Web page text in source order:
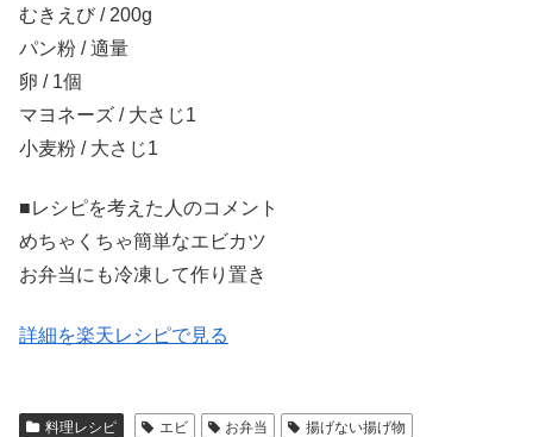
むきえび / 200g
パン粉 / 適量
卵 / 1個
マヨネーズ / 大さじ1
小麦粉 / 大さじ1
■レシピを考えた人のコメント
めちゃくちゃ簡単なエビカツ
お弁当にも冷凍して作り置き
詳細を楽天レシピで見る
料理レシピ エビ お弁当 揚げない揚げ物